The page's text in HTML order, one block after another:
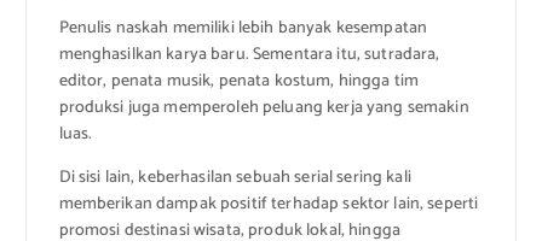
Penulis naskah memiliki lebih banyak kesempatan
menghasilkan karya baru. Sementara itu, sutradara,
editor, penata musik, penata kostum, hingga tim
produksi juga memperoleh peluang kerja yang semakin
luas.
Di sisi lain, keberhasilan sebuah serial sering kali
memberikan dampak positif terhadap sektor lain, seperti
promosi destinasi wisata, produk lokal, hingga